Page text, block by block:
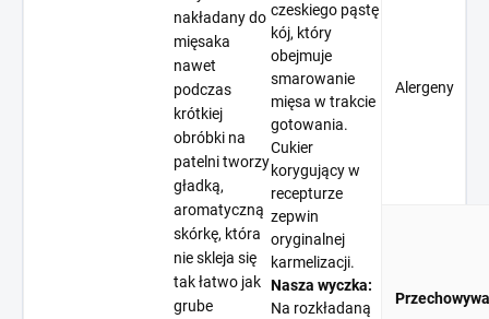
nakładany do
mięsaka
nawet
podczas
krótkiej
obróbki na
patelni tworzy
gładką,
aromatyczną
skórkę, która
nie skleja się
tak łatwo jak
grube
czeskiego pąstę
kój, który
obejmuje
smarowanie
mięsa w trakcie
gotowania.
Cukier
korygujący w
recepturze
zepwin
oryginalnej
karmelizacji.
Nasza wyczka:
Na rozkładaną
Alergeny